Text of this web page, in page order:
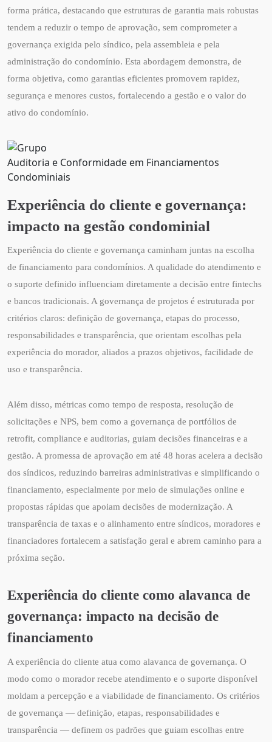
forma prática, destacando que estruturas de garantia mais robustas
tendem a reduzir o tempo de aprovação, sem comprometer a
governança exigida pelo síndico, pela assembleia e pela
administração do condomínio. Esta abordagem demonstra, de
forma objetiva, como garantias eficientes promovem rapidez,
segurança e menores custos, fortalecendo a gestão e o valor do
ativo do condomínio.
Auditoria e Conformidade em Financiamentos
Condominiais
Experiência do cliente e governança:
impacto na gestão condominial
Experiência do cliente e governança caminham juntas na escolha
de financiamento para condomínios. A qualidade do atendimento e
o suporte definido influenciam diretamente a decisão entre fintechs
e bancos tradicionais. A governança de projetos é estruturada por
critérios claros: definição de governança, etapas do processo,
responsabilidades e transparência, que orientam escolhas pela
experiência do morador, aliados a prazos objetivos, facilidade de
uso e transparência.
Além disso, métricas como tempo de resposta, resolução de
solicitações e NPS, bem como a governança de portfólios de
retrofit, compliance e auditorias, guiam decisões financeiras e a
gestão. A promessa de aprovação em até 48 horas acelera a decisão
dos síndicos, reduzindo barreiras administrativas e simplificando o
financiamento, especialmente por meio de simulações online e
propostas rápidas que apoiam decisões de modernização. A
transparência de taxas e o alinhamento entre síndicos, moradores e
financiadores fortalecem a satisfação geral e abrem caminho para a
próxima seção.
Experiência do cliente como alavanca de
governança: impacto na decisão de
financiamento
A experiência do cliente atua como alavanca de governança. O
modo como o morador recebe atendimento e o suporte disponível
moldam a percepção e a viabilidade de financiamento. Os critérios
de governança — definição, etapas, responsabilidades e
transparência — definem os padrões que guiam escolhas entre